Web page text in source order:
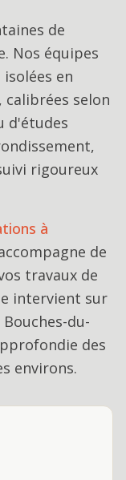
de
Nos équipes
en
calibrées selon
d'études
rigoureux
à
de
travaux de
intervient sur
du-
des
environs.